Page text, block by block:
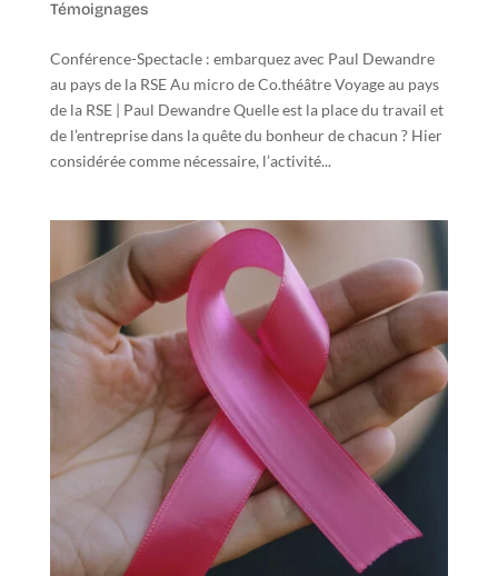
Témoignages
Conférence-Spectacle : embarquez avec Paul Dewandre
au pays de la RSE Au micro de Co.théâtre Voyage au pays
de la RSE | Paul Dewandre Quelle est la place du travail et
de l’entreprise dans la quête du bonheur de chacun ? Hier
considérée comme nécessaire, l’activité...